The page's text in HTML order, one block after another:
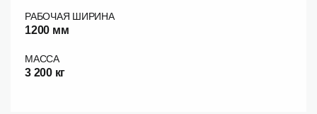
РАБОЧАЯ ШИРИНА
1200 мм
МАССА
3 200 кг